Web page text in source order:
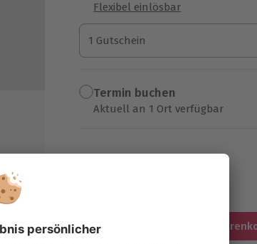
Flexibel einlösbar
1 Gutschein
1 Gutschein
1 Gutschein
Termin buchen
Aktuell an 1 Ort verfügbar
99,90 €
In den